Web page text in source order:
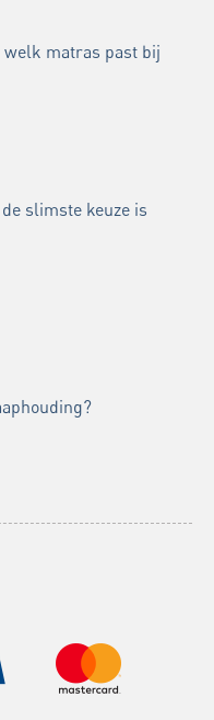
matras past bij
slimste keuze is